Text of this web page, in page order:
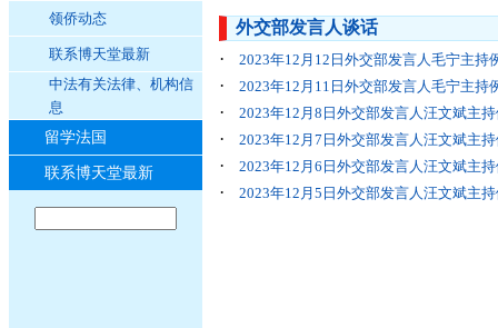
领侨动态
联系博天堂最新
中法有关法律、机构信
息
留学法国
联系博天堂最新
外交部发言人谈话
·
2023年12月12日外交部发言人毛宁主持
· 2023年12月11日外交部发言人毛宁主持
· 2023年12月8日外交部发言人汪文斌主
· 2023年12月7日外交部发言人汪文斌主
· 2023年12月6日外交部发言人汪文斌主
· 2023年12月5日外交部发言人汪文斌主